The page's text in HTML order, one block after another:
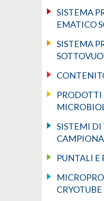
SISTEMA
EMATICO
SISTEMA
PRODOTTI
SISTEMI DI
PUNTALI E
CRYOTUBE